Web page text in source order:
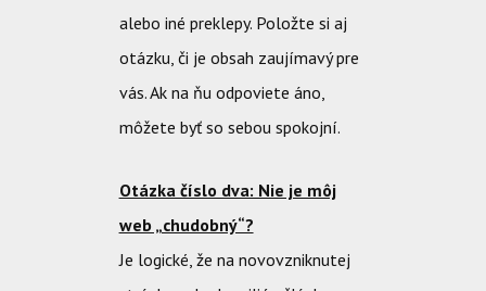
alebo iné preklepy. Položte si aj
otázku, či je obsah zaujímavý pre
vás. Ak na ňu odpoviete áno,
môžete byť so sebou spokojní.
Otázka číslo dva: Nie je môj
web „chudobný“?
Je logické, že na novovzniknutej